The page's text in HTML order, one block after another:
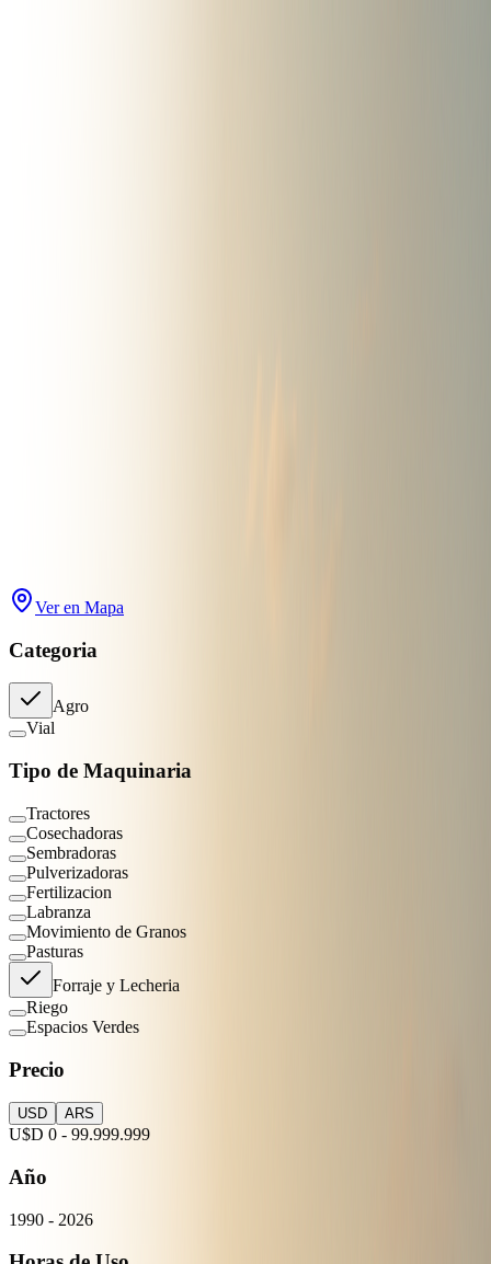
Ver en Mapa
Categoria
Agro
Vial
Tipo de Maquinaria
Tractores
Cosechadoras
Sembradoras
Pulverizadoras
Fertilizacion
Labranza
Movimiento de Granos
Pasturas
Forraje y Lecheria
Riego
Espacios Verdes
Precio
USD ARS
U$D 0 - 99.999.999
Año
1990 - 2026